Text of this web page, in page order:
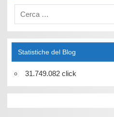
Statistiche del Blog
31.749.082 click